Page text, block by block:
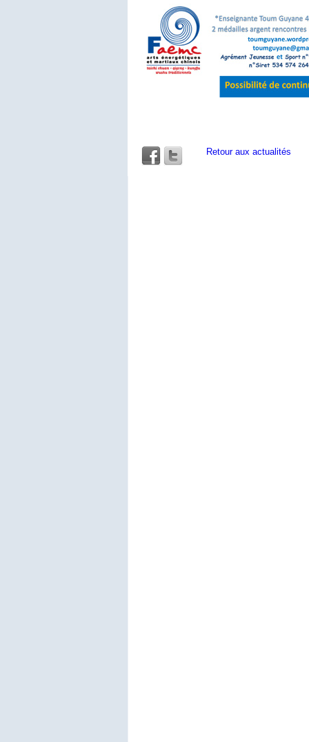
Retour aux actualités